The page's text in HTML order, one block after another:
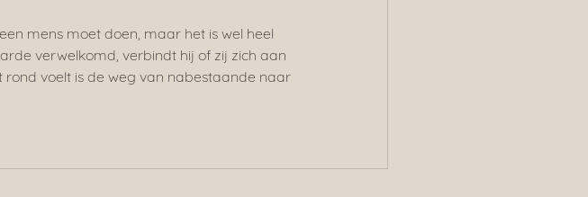
mens moet doen, maar het is wel heel
verwelkomd, verbindt hij of zij zich aan
rond voelt is de weg van nabestaande naar